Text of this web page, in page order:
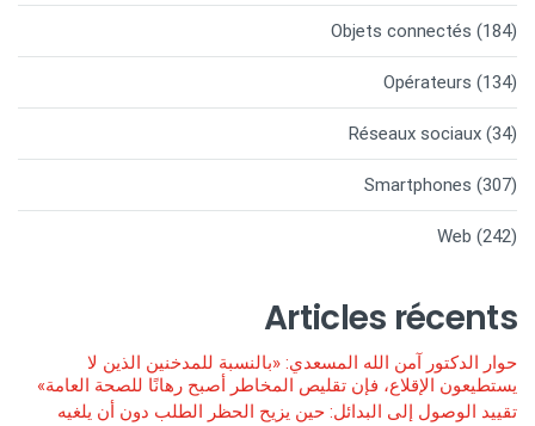
Objets connectés (184)
Opérateurs (134)
Réseaux sociaux (34)
Smartphones (307)
Web (242)
Articles récents
حوار الدكتور آمن الله المسعدي: «بالنسبة للمدخنين الذين لا
يستطيعون الإقلاع، فإن تقليص المخاطر أصبح رهانًا للصحة العامة»
تقييد الوصول إلى البدائل: حين يزيح الحظر الطلب دون أن يلغيه